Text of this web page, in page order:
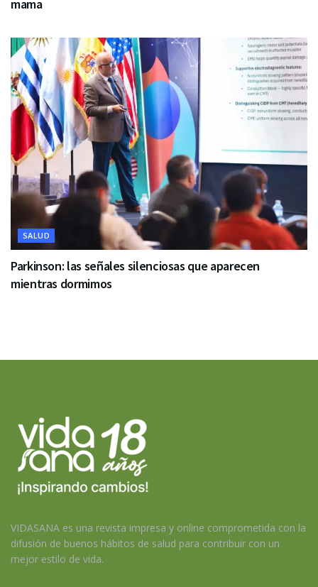
mama
SALUD
Parkinson: las señales silenciosas que aparecen
mientras dormimos
VIDASANA es una revista impresa y online comprometida con la
difusión de buenos hábitos de salud para contribuir con un
mejor estilo de vida.